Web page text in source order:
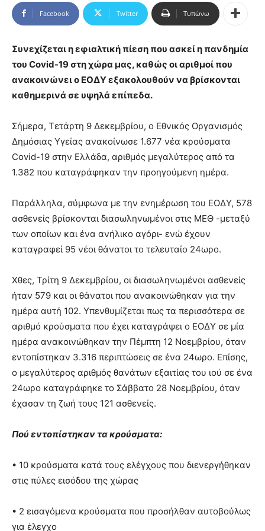
Facebook Twitter Τυπώνω
Συνεχίζεται η εφιαλτική πίεση που ασκεί η πανδημία
του Covid-19 στη χώρα μας, καθώς οι αριθμοί που
ανακοινώνει ο ΕΟΔΥ εξακολουθούν να βρίσκονται
καθημερινά σε υψηλά επίπεδα.
Σήμερα, Τετάρτη 9 Δεκεμβρίου, ο Εθνικός Οργανισμός
Δημόσιας Υγείας ανακοίνωσε 1.677 νέα κρούσματα
Covid-19 στην Ελλάδα, αριθμός μεγαλύτερος από τα
1.382 που καταγράφηκαν την προηγούμενη ημέρα.
Παράλληλα, σύμφωνα με την ενημέρωση του ΕΟΔΥ, 578
ασθενείς βρίσκονται διασωληνωμένοι στις ΜΕΘ -μεταξύ
των οποίων και ένα ανήλικο αγόρι- ενώ έχουν
καταγραφεί 95 νέοι θάνατοι το τελευταίο 24ωρο.
Χθες, Τρίτη 9 Δεκεμβρίου, οι διασωληνωμένοι ασθενείς
ήταν 579 και οι θάνατοι που ανακοινώθηκαν για την
ημέρα αυτή 102. Υπενθυμίζεται πως τα περισσότερα σε
αριθμό κρούσματα που έχει καταγράψει ο ΕΟΔΥ σε μία
ημέρα ανακοινώθηκαν την Πέμπτη 12 Νοεμβρίου, όταν
εντοπίστηκαν 3.316 περιπτώσεις σε ένα 24ωρο. Επίσης,
ο μεγαλύτερος αριθμός θανάτων εξαιτίας του ιού σε ένα
24ωρο καταγράφηκε το Σάββατο 28 Νοεμβρίου, όταν
έχασαν τη ζωή τους 121 ασθενείς.
Πού εντοπίστηκαν τα κρούσματα:
• 10 κρούσματα κατά τους ελέγχους που διενεργήθηκαν
στις πύλες εισόδου της χώρας
• 2 εισαγόμενα κρούσματα που προσήλθαν αυτοβούλως
για έλεγχο